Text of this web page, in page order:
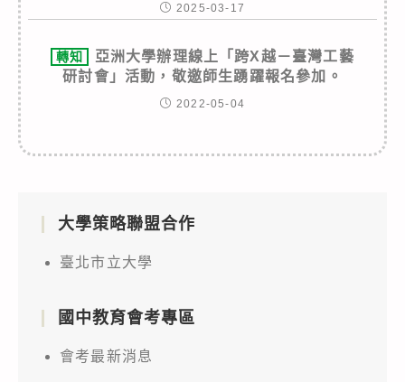
2025-03-17
轉知
亞洲大學辦理線上「跨X越－臺灣工藝
研討會」活動，敬邀師生踴躍報名參加。
2022-05-04
大學策略聯盟合作
臺北市立大學
國中教育會考專區
會考最新消息